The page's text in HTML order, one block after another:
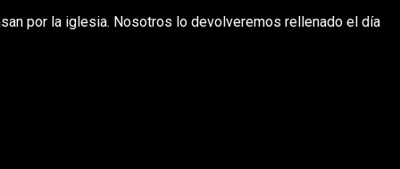
por la iglesia. Nosotros lo devolveremos rellenado el día